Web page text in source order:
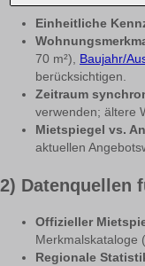
Einheitliche
70 m²), Baujahr/
berücksichtigen.
Zeitraum
verwenden; ältere
Mietspiegel vs.
aktuellen
2) Datenquellen
Offizieller
Merkmalskataloge (
Regionale